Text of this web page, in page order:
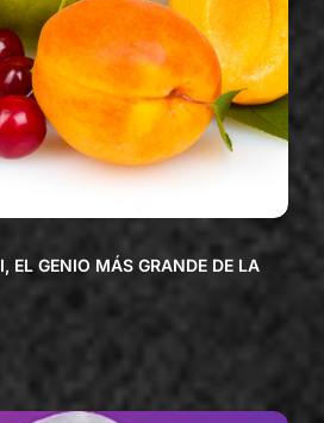
EL GENIO MÁS GRANDE DE LA